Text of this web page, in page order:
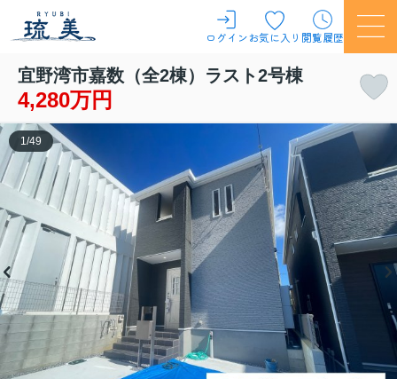
ログインお気に入り 閲覧履歴
宜野湾市嘉数（全2棟）ラスト2号棟
4,280万円
1 /49